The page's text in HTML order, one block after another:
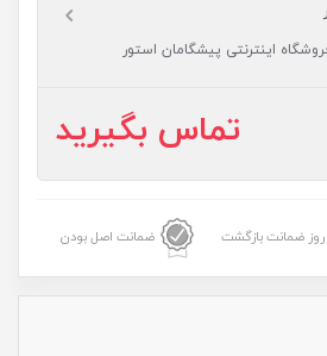
اینترنتی پیشگامان استور
تماس بگیرید
ضمانت اصل بودن